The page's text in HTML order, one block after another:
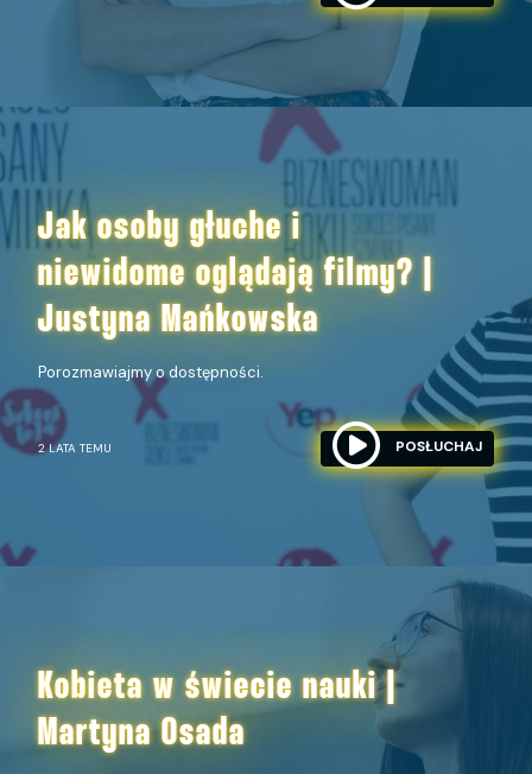
Jak osoby głuche i
niewidome oglądają filmy? |
Justyna Mańkowska
Porozmawiajmy o dostępności.
2 LATA TEMU POSŁUCHAJ
Kobieta w świecie nauki |
Martyna Osada